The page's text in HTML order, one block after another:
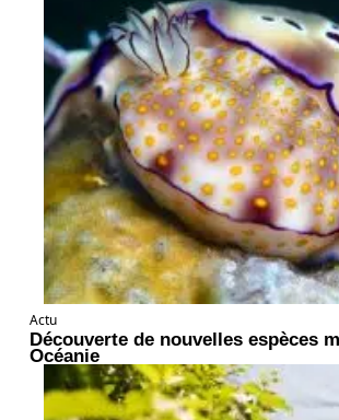
Actu
Découverte de nouvelles espèces
Océanie